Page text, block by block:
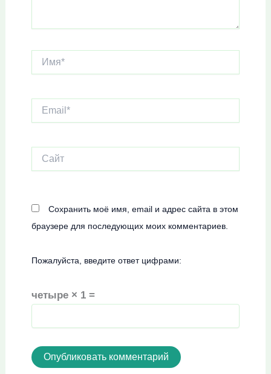
Имя*
Сохранить моё имя, email и адрес сайта в этом
браузере для последующих моих комментариев.
Пожалуйста, введите ответ цифрами:
четыре × 1 =